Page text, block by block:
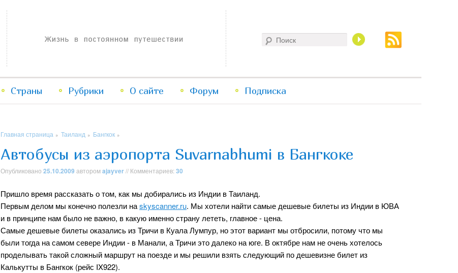
Жизнь в постоянном путешествии
Перейти
содержимому
Перейти
содержимому
Страны Рубрики О сайте Форум Подписка
Главная страница » Таиланд » Бангкок »
Автобусы из аэропорта Suvarnabhumi в Бангкоке
Опубликовано 25.10.2009 авторомajayver// Комментариев: 30
Пришло время рассказать о том, как мы добирались из Индии в Таиланд.
Первым делом мы конечно полезли наskyscanner.ru. Мы хотели найти самые дешевые билеты из Индии в ЮВА
и в принципе нам было не важно, в какую именно страну лететь, главное - цена.
Самые дешевые билеты оказались из Тричи в Куала Лумпур, но этот вариант мы отбросили, потому что мы
были тогда на самом севере Индии - в Манали, а Тричи это далеко на юге. В октябре нам не очень хотелось
проделывать такой сложный маршрут на поезде и мы решили взять следующий по дешевизне билет из
Калькутты в Бангкок (рейс IX922).